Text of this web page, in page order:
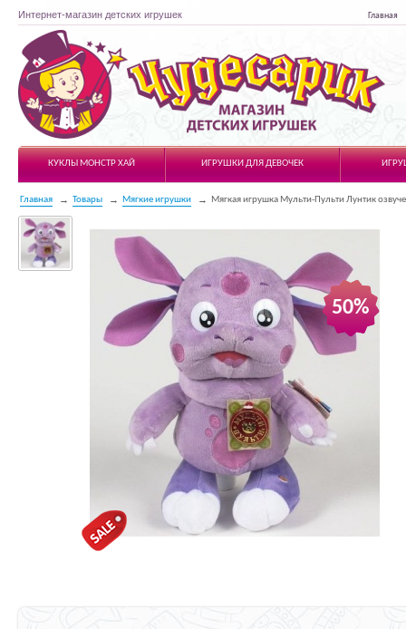
Интернет-магазин детских игрушек Главная
Чудесарик
КУКЛЫ МОНСТР ХАЙ
ИГРУШКИ ДЛЯ ДЕВОЧЕК
Главная Товары Мягкие игрушки Мягкая игрушка Мульти-Пульти Лунтик
50%